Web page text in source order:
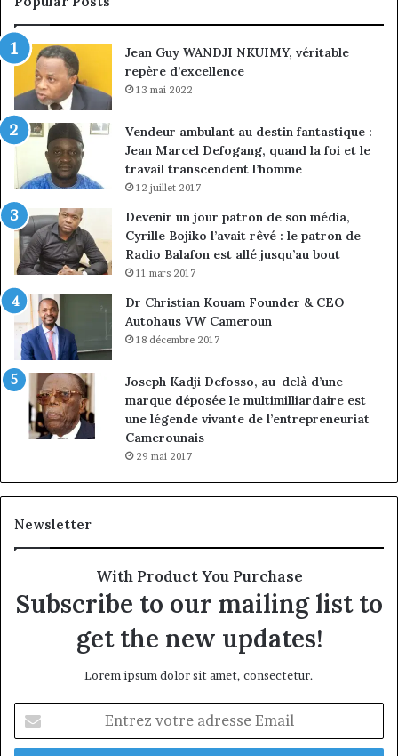
Jean Guy WANDJI NKUIMY, véritable
repère d’excellence
13 mai 2022
Vendeur ambulant au destin fantastique :
Jean Marcel Defogang, quand la foi et le
travail transcendent l’homme
12 juillet 2017
Devenir un jour patron de son média,
Cyrille Bojiko l’avait rêvé : le patron de
Radio Balafon est allé jusqu’au bout
11 mars 2017
Dr Christian Kouam Founder & CEO
Autohaus VW Cameroun
18 décembre 2017
Joseph Kadji Defosso, au-delà d’une
marque déposée le multimilliardaire est
une légende vivante de l’entrepreneuriat
Camerounais
29 mai 2017
Newsletter
With Product You Purchase
Subscribe to our mailing list to
get the new updates!
Lorem ipsum dolor sit amet, consectetur.
votre
adresse